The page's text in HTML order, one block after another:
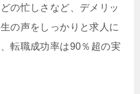
の忙しさなど、デメリッ
の声をしっかりと求人に
転職成功率は90％超の実